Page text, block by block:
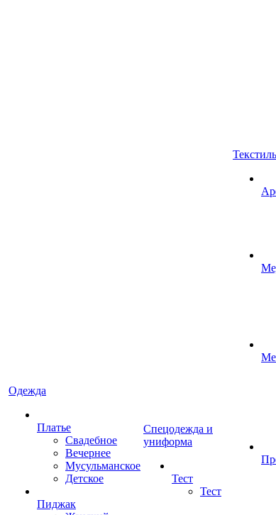
Одежда
Платье
Свадебное
Вечернее
Мусульманское
Детское
Пиджак
Спецодежда и
униформа
Тест
Тест
Текстиль